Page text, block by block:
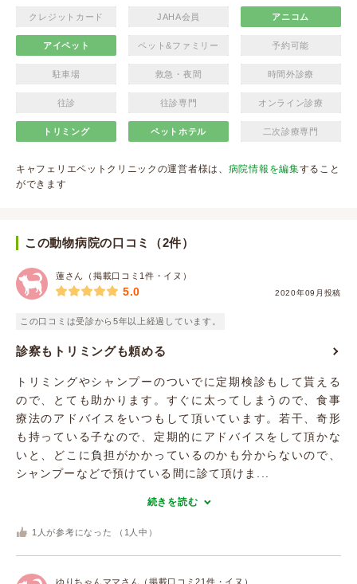
クレジットカード JAHA会員 アニコム
アイペット ペット&ファミリー 予約可能
駐車場 救急・夜間 時間外診療
往診 往診専門 オンライン診療
トリミング ペットホテル 二次診療専門
キャフェリエペットクリニックの運営者様は、 病院情報を編集すること
ができます
この動物病院の口コミ（2件）
蓮さん（掲載口コミ1件・イヌ）
2020年09月投稿
5.0
この口コミは受診から5年以上経過しています。
診察もトリミングも頼める
トリミングやシャンプーのついでに定期検診もして貰える
ので、とても助かります。すぐに太ってしまうので、食事
療法のアドバイスをいつもして頂いています。若干、奇形
も持っている子なので、定期的にアドバイスをして頂かな
いと、どこに負担がかかっているのかも分からないので、
シャンプーなどで預けている間に診て頂けま...
続きを読む
1 人が参考になった （ 1 人中）
ゆりちゃんママさん（掲載口コミ21件・イヌ）